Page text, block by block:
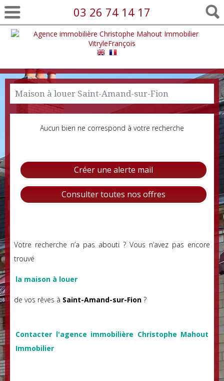
03 26 74 14 17
Maison à louer Saint-Amand-sur-Fion
Aucun bien ne correspond à votre recherche
Créer une alerte mail
Consulter toutes nos offres
Votre recherche n’a pas abouti ? Vous n’avez pas encore
trouvé
la maison à louer
de vos rêves à Saint-Amand-sur-Fion ?
Contacter l'agence immobilière Christophe Mahout
Immobilier